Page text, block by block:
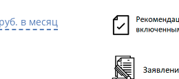
в месяц